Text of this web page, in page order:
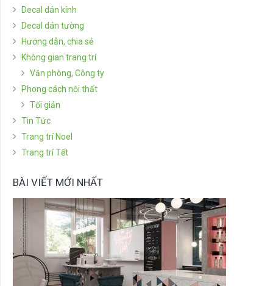
Decal dán kính
Decal dán tường
Hướng dẫn, chia sẻ
Không gian trang trí
Văn phòng, Công ty
Phong cách nội thất
Tối giản
Tin Tức
Trang trí Noel
Trang trí Tết
BÀI VIẾT MỚI NHẤT